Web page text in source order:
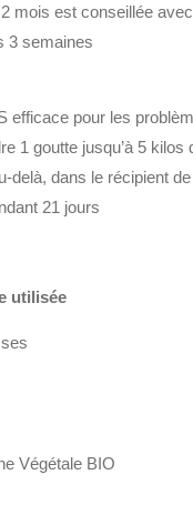
est conseillée avec
3 semaines
pour les
1 goutte jusqu’à 5 kilos
delà, dans le récipient
21 jours
utilisée
Végétale BIO